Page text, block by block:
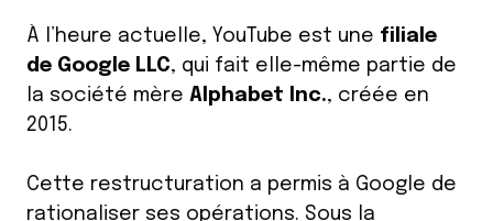
À l’heure actuelle, YouTube est une filiale
de Google LLC, qui fait elle-même partie de
la société mère Alphabet Inc., créée en
2015.
Cette restructuration a permis à Google de
rationaliser ses opérations. Sous la